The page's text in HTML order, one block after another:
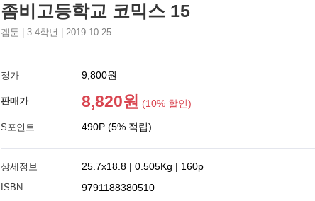
좀비고등학교 코믹스 15
겜툰 | 3-4학년 | 2019.10.25
정가 9,800원
판매가 8,820원 (10% 할인)
S포인트 490P (5% 적립)
상세정보 25.7x18.8 | 0.505Kg | 160p
ISBN 9791188380510